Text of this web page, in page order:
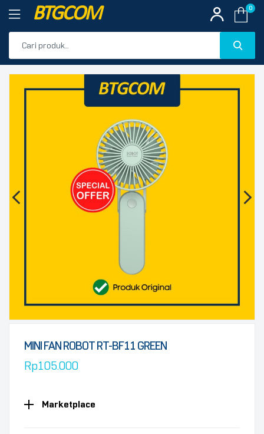
BTGCOM 0
PRODUK UNGGULAN
PRODUK TERBARU
🔍
MINI FAN ROBOT RT-BF11 GREEN
Rp105.000
Marketplace